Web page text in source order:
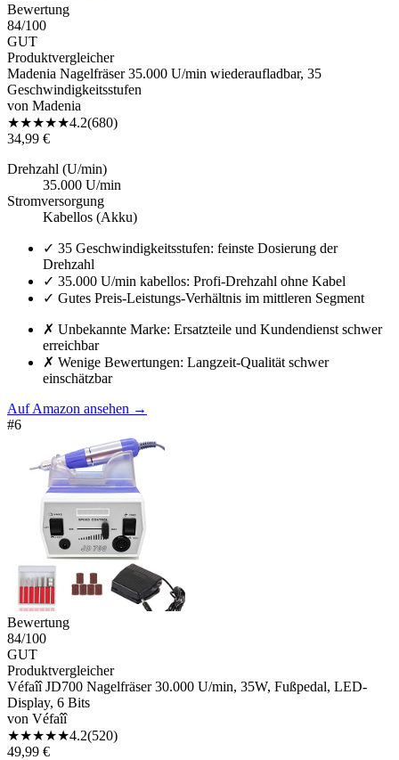
Bewertung
84/100
GUT
Produktvergleicher
Madenia Nagelfräser 35.000 U/min wiederaufladbar, 35
Geschwindigkeitsstufen
von Madenia
★★★★★4.2(680)
34,99 €
Drehzahl (U/min)
35.000 U/min
Stromversorgung
Kabellos (Akku)
✓ 35 Geschwindigkeitsstufen: feinste Dosierung der
Drehzahl
✓ 35.000 U/min kabellos: Profi-Drehzahl ohne Kabel
✓ Gutes Preis-Leistungs-Verhältnis im mittleren Segment
✗ Unbekannte Marke: Ersatzteile und Kundendienst schwer
erreichbar
✗ Wenige Bewertungen: Langzeit-Qualität schwer
einschätzbar
Auf Amazon ansehen →
#6
Bewertung
84/100
GUT
Produktvergleicher
Véfaîî JD700 Nagelfräser 30.000 U/min, 35W, Fußpedal, LED-
Display, 6 Bits
von Véfaîî
★★★★★4.2(520)
49,99 €